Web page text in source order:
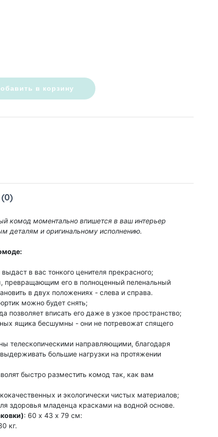
в корзину
комод моментально впишется в ваш интерьер
деталям и оригинальному исполнению.
в вас тонкого ценителя прекрасного;
превращающим его в полноценный пеленальный
в двух положениях - слева и справа.
можно будет снять;
позволяет вписать его даже в узкое пространство;
ящика бесшумны - они не потревожат спящего
телескопическими направляющими, благодаря
большие нагрузки на протяжении
быстро разместить комод так, как вам
и экологически чистых материалов;
здоровья младенца красками на водной основе.
: 60 х 43 х 79 см:
кг.